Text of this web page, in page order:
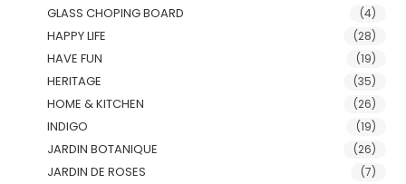
GLASS CHOPING BOARD (4)
HAPPY LIFE (28)
HAVE FUN (19)
HERITAGE (35)
HOME & KITCHEN (26)
INDIGO (19)
JARDIN BOTANIQUE (26)
JARDIN DE ROSES (7)